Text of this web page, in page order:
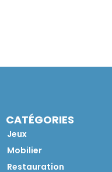
CATÉGORIES
Jeux
Mobilier
Restauration